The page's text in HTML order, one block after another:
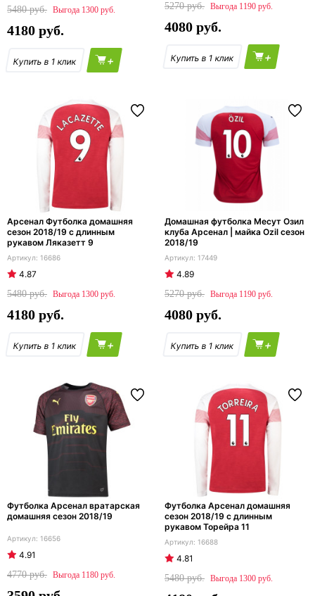
5480
1300
4180
+
5270
1190
4080
+
Арсенал Футболка домашняя
сезон 2018/19 с длинным
рукавом Ляказетт 9
16686
4.87
5480
1300
4180
+
Домашная футболка Месут Озил
клуба Арсенал | майка Ozil сезон
2018/19
17449
4.89
5270
1190
4080
+
Футболка Арсенал вратарская
домашняя сезон 2018/19
16656
4.91
4770
1180
Футболка Арсенал домашняя
сезон 2018/19 с длинным
рукавом Торейра 11
16688
4.81
5480
1300